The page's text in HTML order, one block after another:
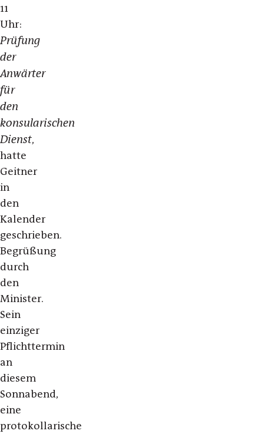
11
Uhr:
Prüfung
der
Anwärter
für
den
konsularischen
Dienst,
hatte
Geitner
in
den
Kalender
geschrieben.
Begrüßung
durch
den
Minister.
Sein
einziger
Pflichttermin
an
diesem
Sonnabend,
eine
protokollarische